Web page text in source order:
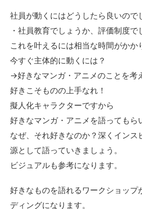
社員が動くにはどうしたら良いので
・社員教育でしょうか、評価制度で
これを叶えるには相当な時間がかか
今すぐ主体的に動くには？
→好きなマンガ・アニメのことを考
好きこそものの上手なれ！
擬人化キャラクターですから
好きなマンガ・アニメを語ってもら
なぜ、それ好きなのか？深くインス
源として語っていきましょう。
ビジュアルも参考になります。
好きなものを語れるワークショップ
ディングになります。